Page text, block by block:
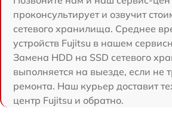
проконсультирует и озвучит
сетевого хранилища. Среднее
устройств Fujitsu в нашем
Замена HDD на SSD сетевого
выполняется на выезде, если не
ремонта. Наш курьер доставит
центр Fujitsu и обратно.